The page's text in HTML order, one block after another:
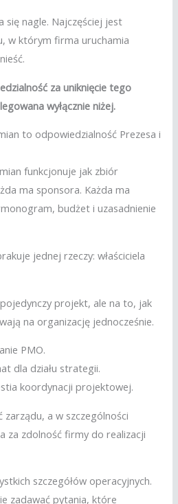
się nagle. Najczęściej jest
w którym firma uruchamia
za uniknięcie tego
wyłącznie niżej.
to odpowiedzialność Prezesa i
funkcjonuje jak zbiór
ma sponsora. Każda ma
budżet i uzasadnienie
jednej rzeczy: właściciela
projekt, ale na to, jak
na organizację jednocześnie.
PMO.
dla działu strategii.
koordynacji projektowej.
a w szczególności
za zdolność firmy do realizacji
szczegółów operacyjnych.
zadawać pytania, które